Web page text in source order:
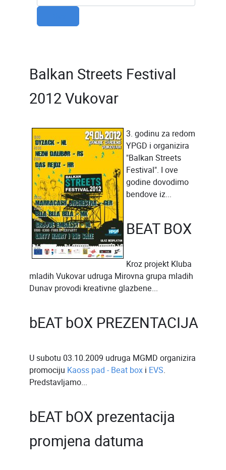
Balkan Streets Festival
2012 Vukovar
3. godinu za redom
YPGD i organizira
"Balkan Streets
Festival". I ove
godine dovodimo
bendove iz...
BEAT BOX
Kroz projekt Kluba
mladih Vukovar udruga Mirovna grupa mladih
Dunav provodi kreativne glazbene...
bEAT bOX PREZENTACIJA
U subotu 03.10.2009 udruga MGMD organizira
promociju Kaoss pad - Beat box i EVS.
Predstavljamo...
bEAT bOX prezentacija
promjena datuma